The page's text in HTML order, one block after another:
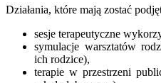
Działania, które mają zostać
sesje terapeutyczne
symulacje warsztatów
ich rodzice),
terapie w przestrzeni